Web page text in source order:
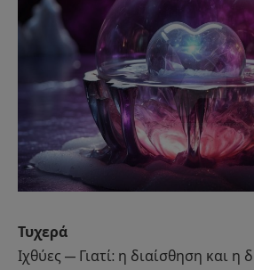
Τυχερά
Ιχθύες — Γιατί: η διαίσθηση και η